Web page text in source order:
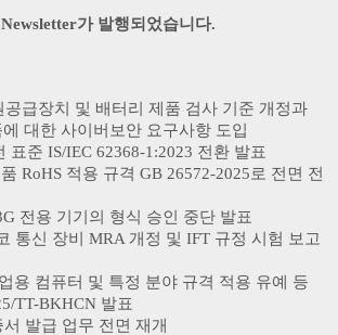
가 발행되었습니다.
공급장치 및 배터리 제품 검사 기준 개정과
대한 사이버보안 요구사항 도입
표준 IS/IEC 62368-1:2023 전환 발표
RoHS 적용 규격 GB 26572-2025로 전면 전
전용 기기의 형식 승인 중단 발표
통신 장비 MRA 개정 및 IFT 규정 시험 보고
용 컴퓨터 및 특정 분야 규격 적용 유예 등
TT-BKHCN 발표
발급 업무 전면 재개